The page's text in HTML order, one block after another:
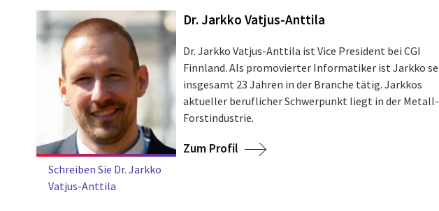
Schreiben Sie Dr. Jarkko
Vatjus-Anttila
Dr. Jarkko Vatjus-Anttila
Dr. Jarkko Vatjus-Anttila ist Vice President bei CGI
Finnland. Als promovierter Informatiker ist Jarkko
insgesamt 23 Jahren in der Branche tätig. Jarkkos
aktueller beruflicher Schwerpunkt liegt in der
Forstindustrie.
Zum Profil